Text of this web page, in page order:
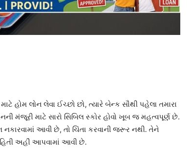
હોમ લોન લેવા ઈચ્છો છો, ત્યારે બેન્ક સૌથી પહેલા તમારા
મંજૂરી માટે સારો સિબિલ સ્કોર હોવો ખૂબ જ મહત્વપૂર્ણ છે.
આવી છે, તો ચિંતા કરવાની જરૂર નથી. તેને
અહીં આપવામાં આવી છે.